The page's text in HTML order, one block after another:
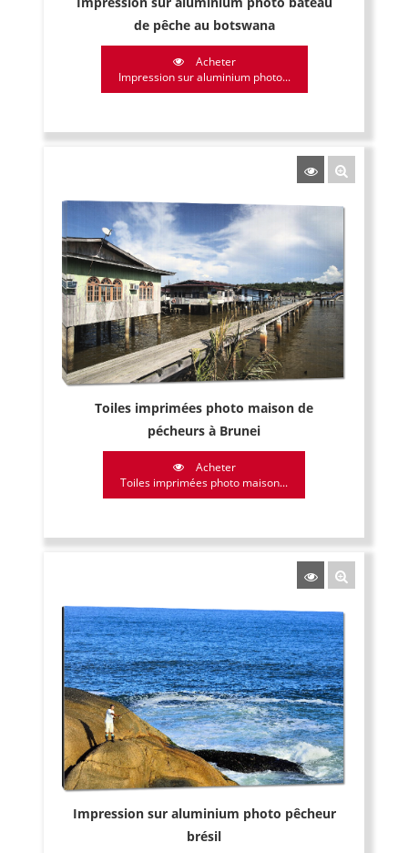
de pêche au botswana
Acheter
Impression sur aluminium photo...
Toiles imprimées photo maison de
pécheurs à Brunei
Acheter
Toiles imprimées photo maison...
Impression sur aluminium photo pêcheur
brésil